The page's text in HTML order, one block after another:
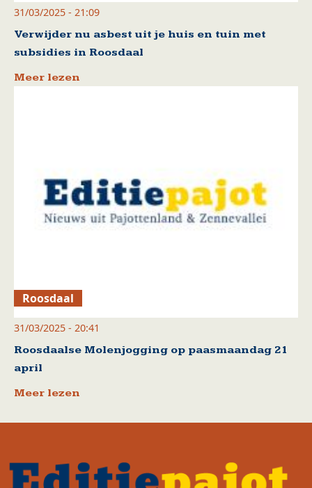
31/03/2025 - 21:09
Verwijder nu asbest uit je huis en tuin met
subsidies in Roosdaal
Meer lezen
Roosdaal
31/03/2025 - 20:41
Roosdaalse Molenjogging op paasmaandag 21
april
Meer lezen